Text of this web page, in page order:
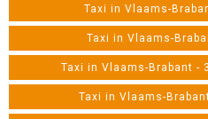
Taxi in Vlaams-
Taxi in Vlaams-
Taxi in Vlaams-Brabant -
Taxi in Vlaams-